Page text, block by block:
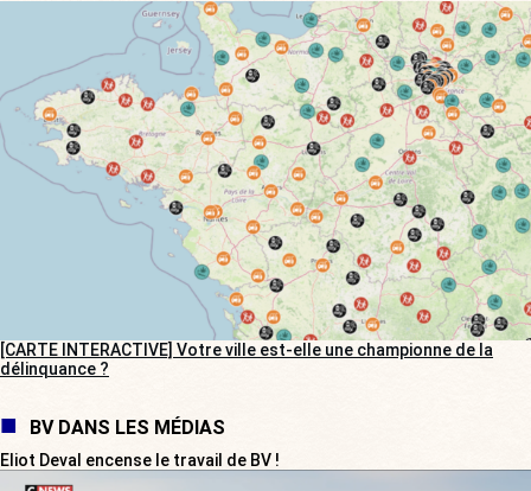
[CARTE INTERACTIVE] Votre ville est-elle une championne de la
délinquance ?
BV DANS LES MÉDIAS
Eliot Deval encense le travail de BV !